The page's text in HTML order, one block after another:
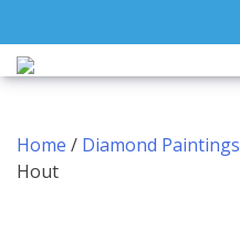
to
content
Home / Diamond Paintings
Hout